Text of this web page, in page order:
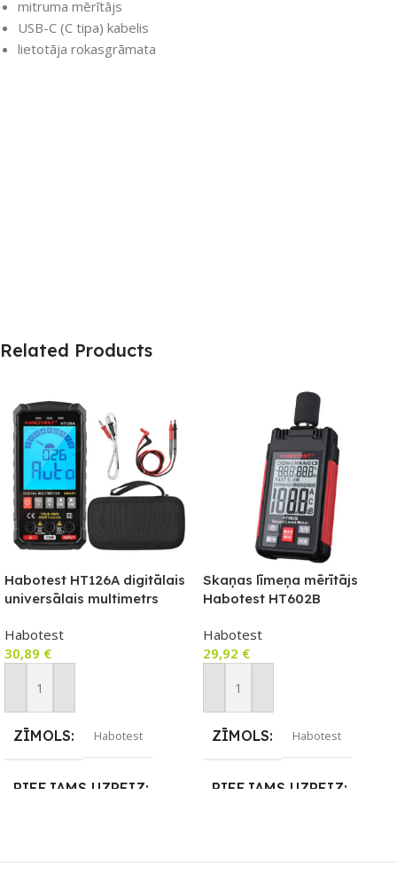
mitruma mērītājs
USB-C (C tipa) kabelis
lietotāja rokasgrāmata
Related Products
Habotest HT126A digitālais
universālais multimetrs
Habotest
30,89 €
Pievienot Grozam
ZĪMOLS Habotest
PIEEJAMS UZREIZ
Skaņas līmeņa mērītājs
Habotest HT602B
Habotest
29,92 €
Pievienot Grozam
ZĪMOLS Habotest
PIEEJAMS UZREIZ